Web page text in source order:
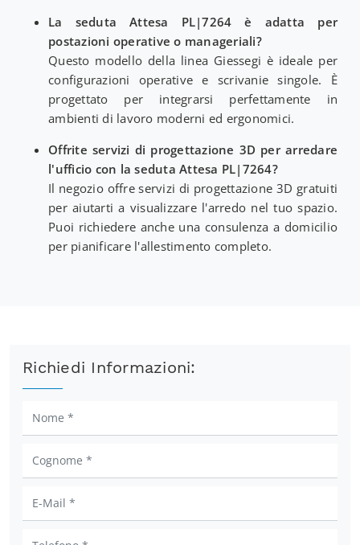
La seduta Attesa PL|7264 è adatta per
postazioni operative o manageriali?
Questo modello della linea Giessegi è ideale per
configurazioni operative e scrivanie singole. È
progettato per integrarsi perfettamente in
ambienti di lavoro moderni ed ergonomici.
Offrite servizi di progettazione 3D per arredare
l'ufficio con la seduta Attesa PL|7264?
Il negozio offre servizi di progettazione 3D gratuiti
per aiutarti a visualizzare l'arredo nel tuo spazio.
Puoi richiedere anche una consulenza a domicilio
per pianificare l'allestimento completo.
Richiedi Informazioni: